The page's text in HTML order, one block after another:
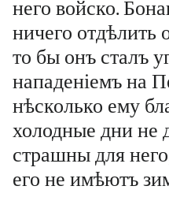
него войско.
ничего отдѣлить
то бы онъ сталъ
нападеніемъ на
нѣсколько ему
холодные дни не
страшны для
его не имѣютъ